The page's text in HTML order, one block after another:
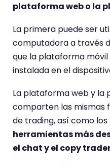
plataforma web o la
La primera puede ser
computadora a través
que la plataforma
instalada en el
La plataforma web y la
comparten las mismas
de trading, así como
herramientas más
el chat y el copy